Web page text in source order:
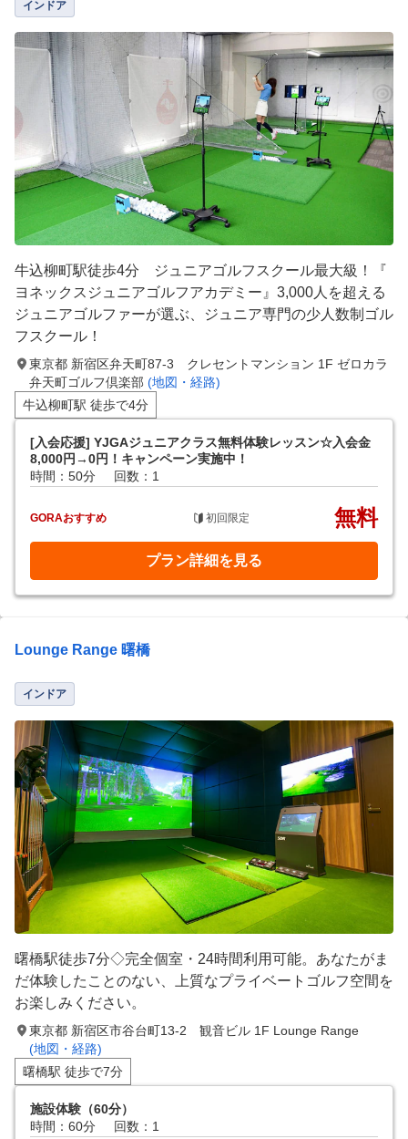
インドア
牛込柳町駅徒歩4分 ジュニアゴルフスクール最大級！『
ヨネックスジュニアゴルフアカデミー』3,000人を超える
ジュニアゴルファーが選ぶ、ジュニア専門の少人数制ゴル
フスクール！
東京都 新宿区弁天町87-3 クレセントマンション 1F ゼロカラ
弁天町ゴルフ倶楽部 (地図・経路)
牛込柳町駅 徒歩で4分
[入会応援] YJGAジュニアクラス無料体験レッスン☆入会金
8,000円→0円！キャンペーン実施中！
時間：50分
回数：1
GORAおすすめ 初回限定 無料
プラン詳細を見る
Lounge Range 曙橋
インドア
曙橋駅徒歩7分◇完全個室・24時間利用可能。あなたがま
だ体験したことのない、上質なプライベートゴルフ空間を
お楽しみください。
東京都 新宿区市谷台町13-2 観音ビル 1F Lounge Range
(地図・経路)
曙橋駅 徒歩で7分
施設体験（60分）
時間：60分
回数：1